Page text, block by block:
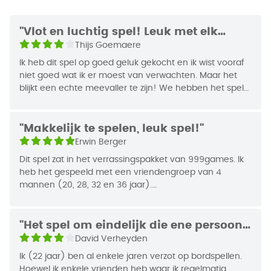
Wenskaarten van gasten geven aan waar jij extra
punten mee kunt verdienen. Sommige tegels
bepalen bijvoorbeeld dat je minstens drie
gerechten van hetzelfde soort op rij moet proberen
moet er daarom niet alleen voor zorgen dat jij
genoeg gerechten op tafel krijgt, maar ook nog
eens dat de juiste gerechten op de goede plekken
staan.
Happel
EAN Code 8720289471842
Jaar van
Uitgifte
2022
"Vlot en luchtig spel! Leuk met elk
spelersaantal."Thijs Goemaere
Ik heb dit spel op goed geluk gekocht en ik wist vooraf
niet goed wat ik er moest van verwachten. Maar het
blijkt een echte meevaller te zijn! We hebben het spel
We speelden ook al enkele keren met 4 (allemaal
volwassenen).
Het spel is heel snel opgezet en uitgelegd.
"Makkelijk te spelen, leuk spel!"
Erwin Berger
Dit spel zat in het verrassingspakket van 999games. Ik
heb het gespeeld met een vriendengroep van 4
mannen (20, 28, 32 en 36 jaar).
leek het opeens best makkelijk. Wel is het verstandig
om daarnaast ook nog even zelf de regels te lezen. Wij
gingen bijvoorbeeld aan het begin gewoon om de
beurt met de klok mee. Later kwamen we erachter dat
"Het spel om eindelijk die ene persoon
te overtuigen"David Verheyden
Ik (22 jaar) ben al enkele jaren verzot op bordspellen.